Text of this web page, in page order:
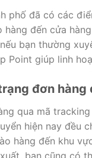
phố đã có các
hàng đến cửa
bạn thường
Point giúp linh
đơn hàng
qua mã
hiện nay đều
hàng đến khu
bạn cũng có